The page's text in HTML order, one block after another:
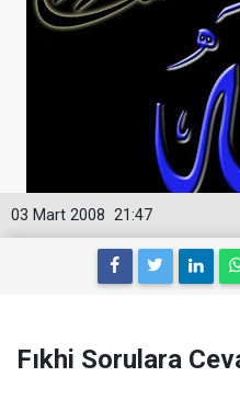
21:47
03 Mart 2008
Fıkhi Sorulara